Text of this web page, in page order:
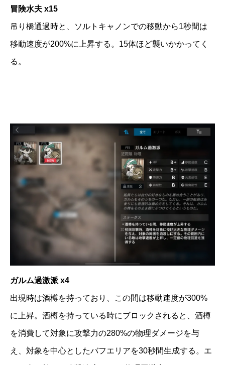
冒険水夫 x15
吊り橋通過時と、ソルトキャノンでの移動から1秒間は
移動速度が200%に上昇する。15体ほど襲いかかってく
る。
ガルム過激派 x4
出現時は酒樽を持っており、この間は移動速度が300%
に上昇。酒樽を持っている時にブロックされると、酒樽
を消費して対象に攻撃力の280%の物理ダメージを与
え、対象を中心としたバフエリアを30秒間生成する。エ